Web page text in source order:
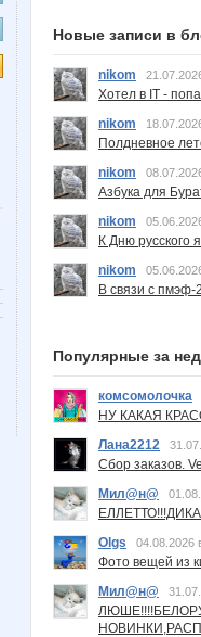
Новые записи в
nikom
Хотел в IT -
nikom
Полдневное
nikom
Азбука для
nikom
К Дню русского
nikom
В связи с пмэф-
Популярные за
комсомолочка
НУ КАКАЯ
Лана2212
Сбор заказов.
Мил@н@
Olgs
04.08.2026
Фото вещей из
Мил@н@